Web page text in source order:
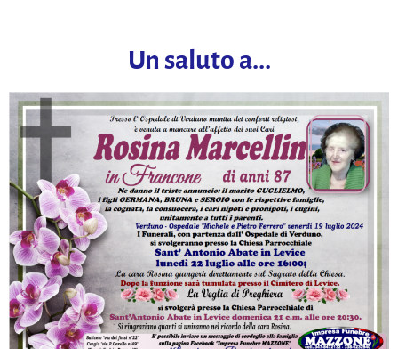
Un saluto a...